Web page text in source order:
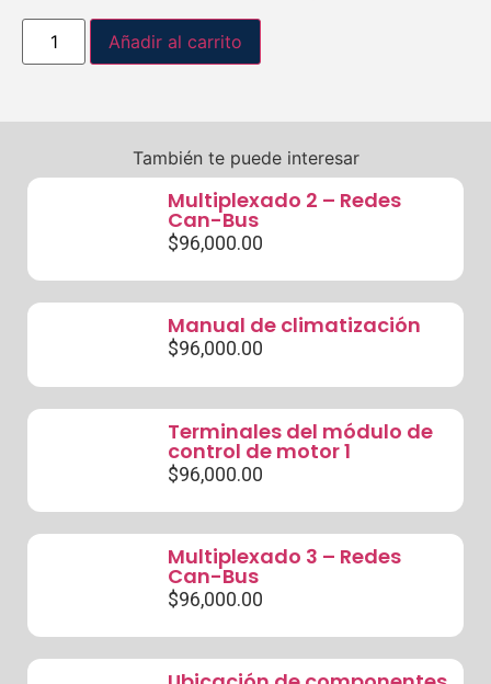
Añadir al carrito
También te puede interesar
Multiplexado 2 – Redes
Can-Bus
$96,000.00
Manual de climatización
$96,000.00
Terminales del módulo de
control de motor 1
$96,000.00
Multiplexado 3 – Redes
Can-Bus
$96,000.00